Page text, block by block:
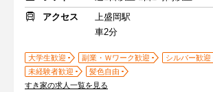
アクセス
上盛岡駅
車2分
大学生歓迎 副業・Ｗワーク歓迎
シルバー歓迎
未経験者歓迎
髪色自由
すき家の求人一覧を見る